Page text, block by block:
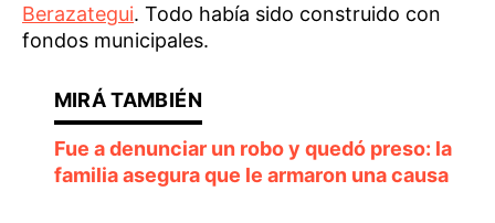
Berazategui. Todo había sido construido con
fondos municipales.
Fue a denunciar un robo y quedó preso: la
familia asegura que le armaron una causa